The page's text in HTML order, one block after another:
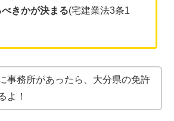
きかが決まる(宅建業法3条1
事務所があったら、大分県の免許
よ！